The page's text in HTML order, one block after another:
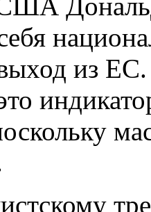
выход из